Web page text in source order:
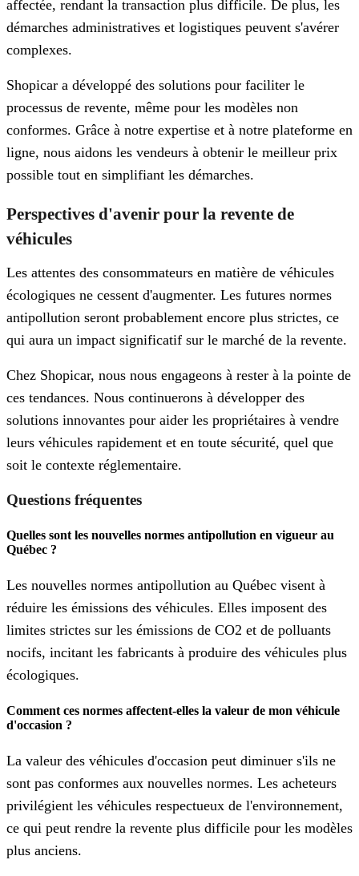
affectée, rendant la transaction plus difficile. De plus, les
démarches administratives et logistiques peuvent s'avérer
complexes.
Shopicar a développé des solutions pour faciliter le
processus de revente, même pour les modèles non
conformes. Grâce à notre expertise et à notre plateforme en
ligne, nous aidons les vendeurs à obtenir le meilleur prix
possible tout en simplifiant les démarches.
Perspectives d'avenir pour la revente de
véhicules
Les attentes des consommateurs en matière de véhicules
écologiques ne cessent d'augmenter. Les futures normes
antipollution seront probablement encore plus strictes, ce
qui aura un impact significatif sur le marché de la revente.
Chez Shopicar, nous nous engageons à rester à la pointe de
ces tendances. Nous continuerons à développer des
solutions innovantes pour aider les propriétaires à vendre
leurs véhicules rapidement et en toute sécurité, quel que
soit le contexte réglementaire.
Questions fréquentes
Quelles sont les nouvelles normes antipollution en vigueur au
Québec ?
Les nouvelles normes antipollution au Québec visent à
réduire les émissions des véhicules. Elles imposent des
limites strictes sur les émissions de CO2 et de polluants
nocifs, incitant les fabricants à produire des véhicules plus
écologiques.
Comment ces normes affectent-elles la valeur de mon véhicule
d'occasion ?
La valeur des véhicules d'occasion peut diminuer s'ils ne
sont pas conformes aux nouvelles normes. Les acheteurs
privilégient les véhicules respectueux de l'environnement,
ce qui peut rendre la revente plus difficile pour les modèles
plus anciens.